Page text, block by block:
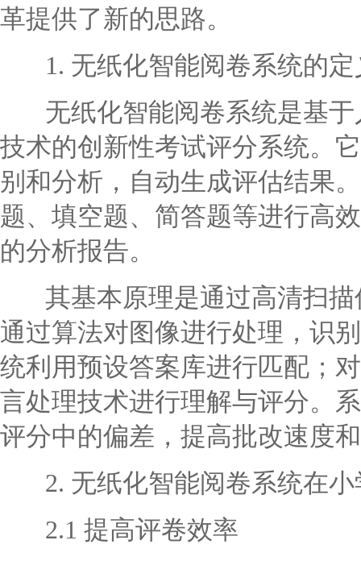
革提供了新的思路。
1. 无纸化智能阅卷系统的定
无纸化智能阅卷系统是基于
技术的创新性考试评分系统。
别和分析，自动生成评估结果
题、填空题、简答题等进行高
的分析报告。
其基本原理是通过高清扫描
通过算法对图像进行处理，识
统利用预设答案库进行匹配；
言处理技术进行理解与评分。
评分中的偏差，提高批改速度
2. 无纸化智能阅卷系统在小
2.1 提高评卷效率